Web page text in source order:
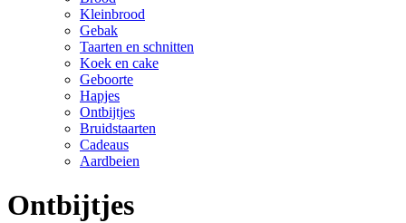
Kleinbrood
Gebak
Taarten en schnitten
Koek en cake
Geboorte
Hapjes
Ontbijtjes
Bruidstaarten
Cadeaus
Aardbeien
Ontbijtjes